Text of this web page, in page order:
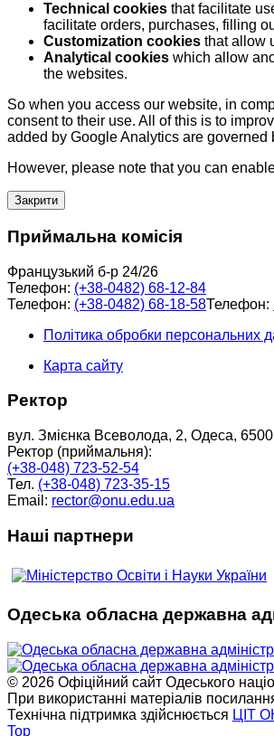
Technical cookies that facilitate
facilitate orders, purchases, filling
Customization cookies that allow
Analytical cookies which allow
the websites.
So when you access our website, in
consent to their use. All of this is to
added by Google Analytics are
However, please note that you can
Закрити
Приймальна комісія
Французький б-р 24/26
Телефон: (+38-0482) 68-12-84
Телефон: (+38-0482) 68-18-58Телефон:
Політика обробки персональних
Карта сайту
Ректор
вул. Змієнка Всеволода, 2, Одеса,
Ректор (приймальня):
(+38-048) 723-52-54
Тел. (+38-048) 723-35-15
Email: rector@onu.edu.ua
Наші партнери
Одеська обласна державна
© 2026 Офіційний сайт Одеського
При використанні матеріалів
Технічна підтримка здійснюється ЦІТ
Top